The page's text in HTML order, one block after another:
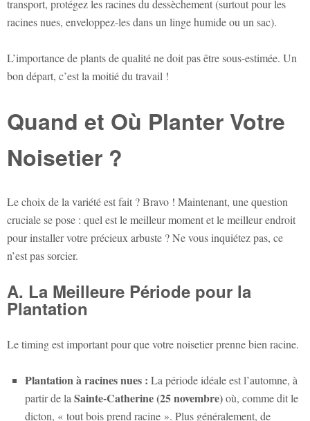
transport, protégez les racines du dessèchement (surtout pour les
racines nues, enveloppez-les dans un linge humide ou un sac).
L’importance de plants de qualité ne doit pas être sous-estimée. Un
bon départ, c’est la moitié du travail !
Quand et Où Planter Votre
Noisetier ?
Le choix de la variété est fait ? Bravo ! Maintenant, une question
cruciale se pose : quel est le meilleur moment et le meilleur endroit
pour installer votre précieux arbuste ? Ne vous inquiétez pas, ce
n’est pas sorcier.
A. La Meilleure Période pour la
Plantation
Le timing est important pour que votre noisetier prenne bien racine.
Plantation à racines nues : La période idéale est l’automne, à
partir de laSainte-Catherine (25 novembre)où, comme dit le
dicton, « tout bois prend racine ». Plus généralement, de